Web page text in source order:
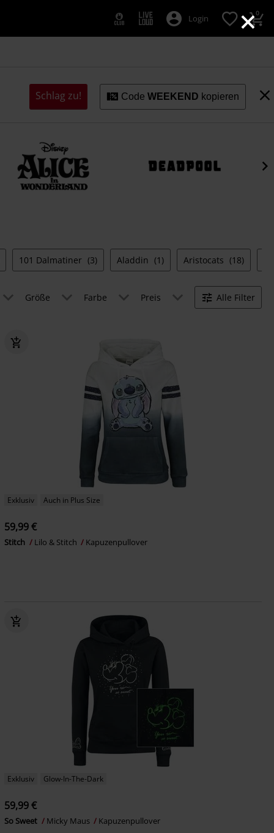
×
Login 0
Schlag zu! CodeWEEKEND kopieren
101 Dalmatiner (3) Aladdin (1) Aristocats (18)
Größe Farbe Preis Alle Filter
Exklusiv Auch in Plus Size
59,99 €
Stitch Lilo & Stitch Kapuzenpullover
Exklusiv Glow-In-The-Dark
59,99 €
So Sweet Micky Maus Kapuzenpullover